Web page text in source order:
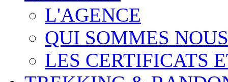
L'AGENCE
QUI SOMMES
LES CERTIFICATS